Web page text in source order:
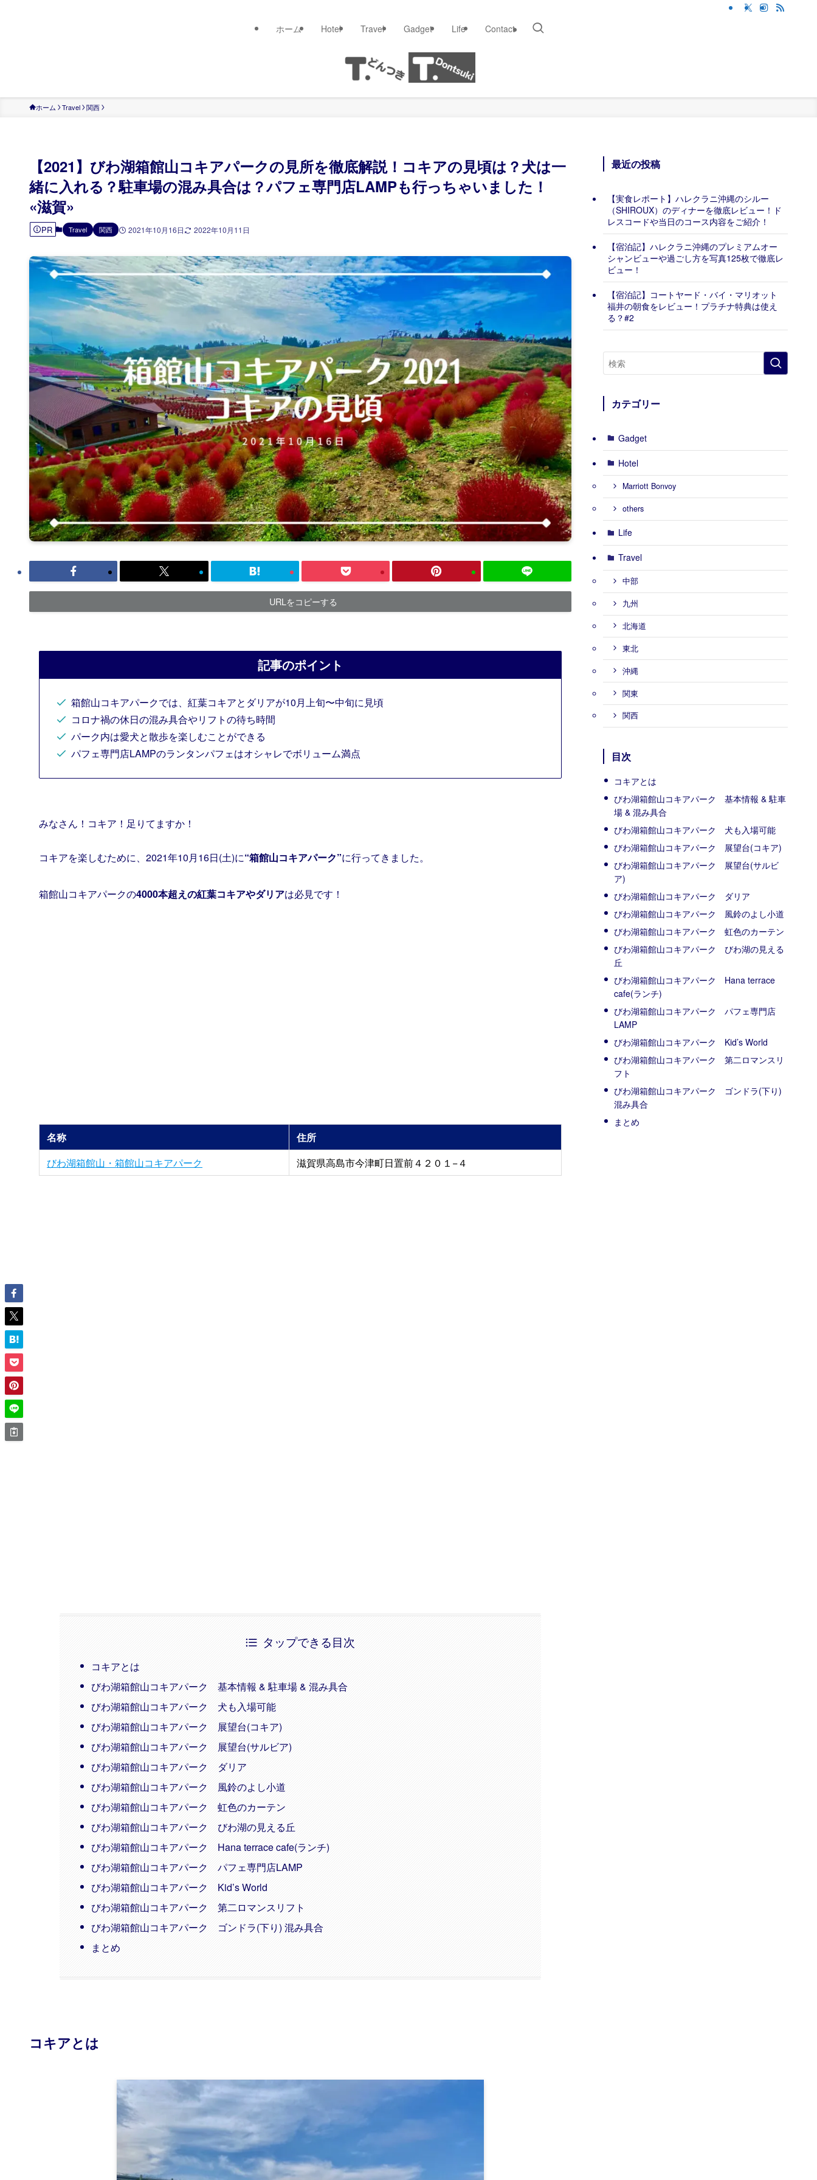
ホーム Hotel Travel Gadget Life Contact
ホーム Travel 関西
【2021】びわ湖箱館山コキアパークの見所を徹底解説！コキアの見頃は？犬は一
緒に入れる？駐車場の混み具合は？パフェ専門店LAMPも行っちゃいました！
«滋賀»
PR Travel 関西 2021年10月16日 2022年10月11日
URLをコピーする
記事のポイント
箱館山コキアパークでは、紅葉コキアとダリアが10月上旬〜中旬に見頃
コロナ禍の休日の混み具合やリフトの待ち時間
パーク内は愛犬と散歩を楽しむことができる
パフェ専門店LAMPのランタンパフェはオシャレでボリューム満点
みなさん！ コキア ！足りてますか！
コキアを楽しむために、2021年10月16日(土)に“箱館山コキアパーク”に行ってきました。
箱館山コキアパークの4000本超えの紅葉コキアやダリアは必見です！
名称
住所
びわ湖箱館山・箱館山コキアパーク
滋賀県高島市今津町日置前４２０１−４
タップできる目次
コキアとは
びわ湖箱館山コキアパーク 基本情報 & 駐車場 & 混み具合
びわ湖箱館山コキアパーク 犬も入場可能
びわ湖箱館山コキアパーク 展望台(コキア)
びわ湖箱館山コキアパーク 展望台(サルビア)
びわ湖箱館山コキアパーク ダリア
びわ湖箱館山コキアパーク 風鈴のよし小道
びわ湖箱館山コキアパーク 虹色のカーテン
びわ湖箱館山コキアパーク びわ湖の見える丘
びわ湖箱館山コキアパーク Hana terrace cafe(ランチ)
びわ湖箱館山コキアパーク パフェ専門店LAMP
びわ湖箱館山コキアパーク Kid’s World
びわ湖箱館山コキアパーク 第二ロマンスリフト
びわ湖箱館山コキアパーク ゴンドラ(下り) 混み具合
まとめ
コキアとは
最近の投稿
【実食レポート】ハレクラニ沖縄のシルー
（SHIROUX）のディナーを徹底レビュー！ド
レスコードや当日のコース内容をご紹介！
【宿泊記】ハレクラニ沖縄のプレミアムオー
シャンビューや過ごし方を写真125枚で徹底レ
ビュー！
【宿泊記】コートヤード・バイ・マリオット
福井の朝食をレビュー！プラチナ特典は使え
る？#2
カテゴリー
Gadget
Hotel
Marriott Bonvoy
others
Life
Travel
中部
九州
北海道
東北
沖縄
関東
関西
目次
コキアとは
びわ湖箱館山コキアパーク 基本情報 & 駐車
場 & 混み具合
びわ湖箱館山コキアパーク 犬も入場可能
びわ湖箱館山コキアパーク 展望台(コキア)
びわ湖箱館山コキアパーク 展望台(サルビ
ア)
びわ湖箱館山コキアパーク ダリア
びわ湖箱館山コキアパーク 風鈴のよし小道
びわ湖箱館山コキアパーク 虹色のカーテン
びわ湖箱館山コキアパーク びわ湖の見える
丘
びわ湖箱館山コキアパーク Hana terrace
cafe(ランチ)
びわ湖箱館山コキアパーク パフェ専門店
LAMP
びわ湖箱館山コキアパーク Kid’s World
びわ湖箱館山コキアパーク 第二ロマンスリ
フト
びわ湖箱館山コキアパーク ゴンドラ(下り)
混み具合
まとめ